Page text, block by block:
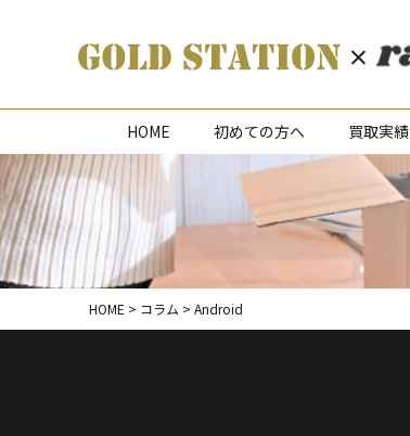
HOME 初めての方へ 買取実績
HOME > コラム > Android